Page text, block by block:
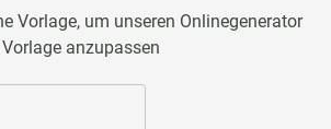
Vorlage, um unseren Onlinegenerator
anzupassen